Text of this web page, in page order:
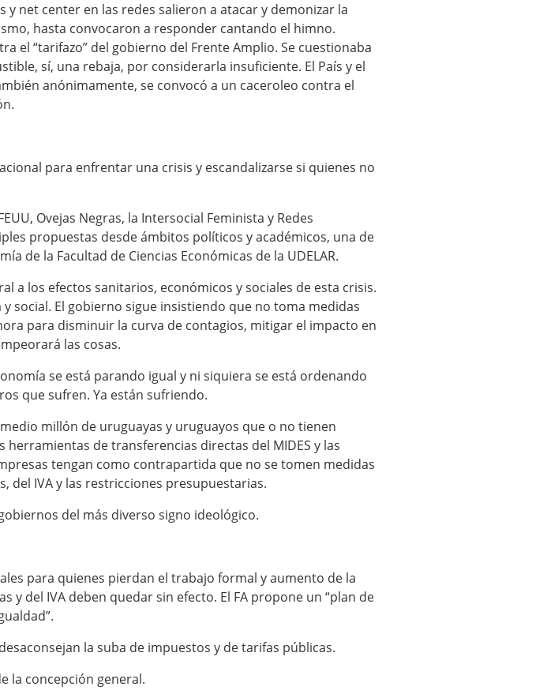
net center en las redes salieron a atacar y demonizar la
hasta convocaron a responder cantando el himno.
el “tarifazo” del gobierno del Frente Amplio. Se cuestionaba
sí, una rebaja, por considerarla insuficiente. El País y el
anónimamente, se convocó a un caceroleo contra el
para enfrentar una crisis y escandalizarse si quienes no
Ovejas Negras, la Intersocial Feminista y Redes
propuestas desde ámbitos políticos y académicos, una de
de la Facultad de Ciencias Económicas de la UDELAR.
a los efectos sanitarios, económicos y sociales de esta crisis.
social. El gobierno sigue insistiendo que no toma medidas
para disminuir la curva de contagios, mitigar el impacto en
las cosas.
se está parando igual y ni siquiera se está ordenando
que sufren. Ya están sufriendo.
millón de uruguayas y uruguayos que o no tienen
de transferencias directas del MIDES y las
tengan como contrapartida que no se tomen medidas
del IVA y las restricciones presupuestarias.
del más diverso signo ideológico.
para quienes pierdan el trabajo formal y aumento de la
del IVA deben quedar sin efecto. El FA propone un “plan de
la suba de impuestos y de tarifas públicas.
la concepción general.